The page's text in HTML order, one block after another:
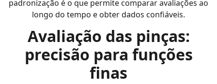
padronização é o que permite comparar avaliações ao
longo do tempo e obter dados confiáveis.
Avaliação das pinças:
precisão para funções
finas